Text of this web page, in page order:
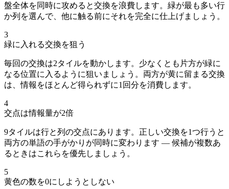
盤全体を同時に攻めると交換を浪費します。緑が最も多い行
か列を選んで、他に触る前にそれを完全に仕上げましょう。
3
緑に入れる交換を狙う
毎回の交換は2タイルを動かします。少なくとも片方が緑に
なる位置に入るように狙いましょう。両方が黄に留まる交換
は、情報をほとんど得られずに1回分を消費します。
4
交点は情報量が2倍
9タイルは行と列の交点にあります。正しい交換を1つ行うと
両方の単語の手がかりが同時に変わります — 候補が複数あ
るときはこれらを優先しましょう。
5
黄色の数を0にしようとしない